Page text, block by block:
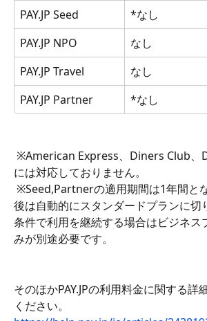
PAY.JP Seed
*なし
PAY.JP NPO
なし
PAY.JP Travel
なし
PAY.JP Partner
*なし
には対応しておりません。
※Seed,Partnerの適用期間は1年間と
後は自動的にスタンダードプランに切
条件で利用を継続する場合はビジネス
みが別途必要です。
そのほかPAY.JPの利用料金に関する詳
ください。